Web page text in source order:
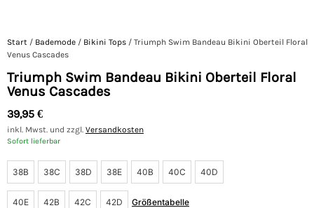
Start / Bademode / Bikini Tops / Triumph Swim Bandeau Bikini Oberteil Floral
Venus Cascades
Triumph Swim Bandeau Bikini Oberteil Floral
Venus Cascades
39,95 €
inkl. Mwst. und zzgl. Versandkosten
Sofort lieferbar
38B 38C 38D 38E 40B 40C 40D
40E 42B 42C 42D Größentabelle